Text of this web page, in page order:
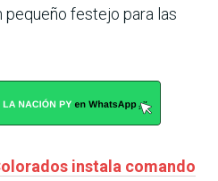
festejo para las
instala comando